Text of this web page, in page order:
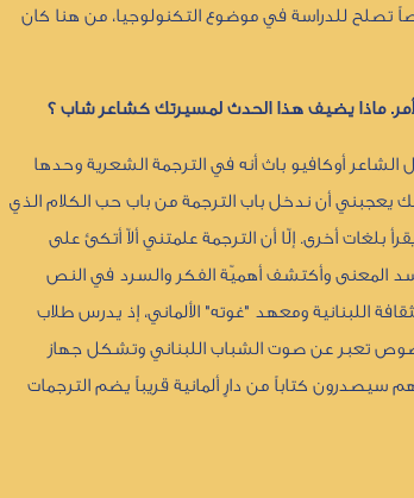
تصلح للدراسة في موضوع التكنولوجيا، من هنا كان
ماذا يضيف هذا الحدث لمسيرتك كشاعر شاب ؟
أوكافيو باث أنه في الترجمة الشعرية وحدها
يعجبني أن ندخل باب الترجمة من باب حب الكلام الذي
أخرى. إلّا أن الترجمة علمتني ألاّ أتكئ على
جسد المعنى وأكتشف أهميّة الفكر والسرد في النص
اللبنانية ومعهد "غوته" الألماني، إذ يدرس طلاب
تعبر عن صوت الشباب اللبناني وتشكل جهاز
كتاباً من دارٍ ألمانية قريباً يضم الترجمات